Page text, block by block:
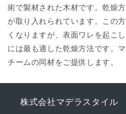
術で製材された木材です。乾燥
が取り入れられています。この
くなりますが、表面ワレを起こ
には最も適した乾燥方法です。
チームの同材をご提供します。
株式会社マデラスタイル